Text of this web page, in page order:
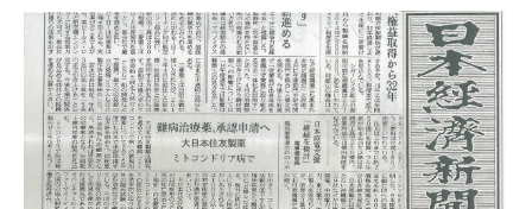
会社概要
採用情報